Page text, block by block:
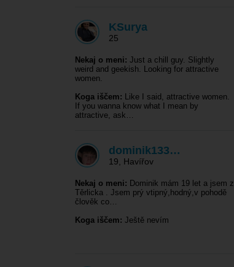
KSurya
25
Nekaj o meni: Just a chill guy. Slightly
weird and geekish. Looking for attractive
women.
Koga iščem: Like I said, attractive women.
If you wanna know what I mean by
attractive, ask…
dominik133…
19 Havířov
Nekaj o meni: Dominik mám 19 let a jsem z
Těrlicka . Jsem prý vtipný,hodný,v pohodě
člověk co…
Koga iščem: Ještě nevím